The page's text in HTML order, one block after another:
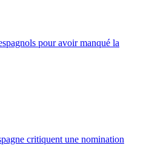
pour avoir manqué la
critiquent une nomination